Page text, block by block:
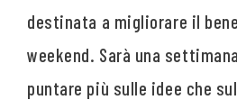
destinata a migliorare il
weekend. Sarà una
puntare più sulle idee che